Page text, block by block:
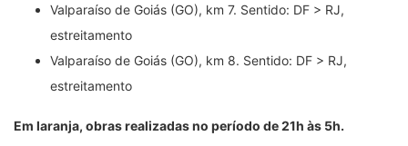
Valparaíso de Goiás (GO), km 7. Sentido: DF > RJ,
estreitamento
Valparaíso de Goiás (GO), km 8. Sentido: DF > RJ,
estreitamento
Em laranja, obras realizadas no período de 21h às 5h.